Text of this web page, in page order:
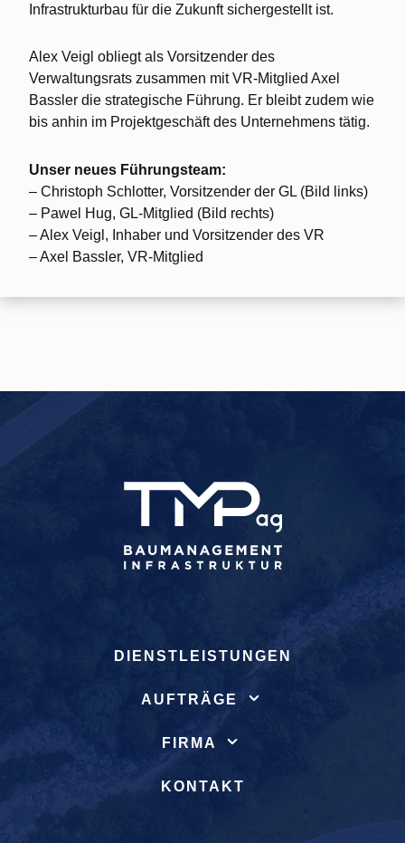
Infrastrukturbau für die Zukunft sichergestellt ist.
Alex Veigl obliegt als Vorsitzender des
Verwaltungsrats zusammen mit VR-Mitglied Axel
Bassler die strategische Führung. Er bleibt zudem wie
bis anhin im Projektgeschäft des Unternehmens tätig.
Unser neues Führungsteam:
– Christoph Schlotter, Vorsitzender der GL (Bild links)
– Pawel Hug, GL-Mitglied (Bild rechts)
– Alex Veigl, Inhaber und Vorsitzender des VR
– Axel Bassler, VR-Mitglied
DIENSTLEISTUNGEN
AUFTRÄGE
FIRMA
KONTAKT